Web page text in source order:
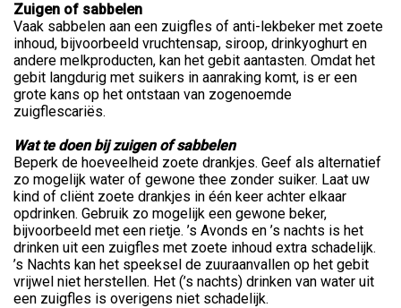
Zuigen of sabbelen
Vaak sabbelen aan een zuigfles of anti-lekbeker met zoete
inhoud, bijvoorbeeld vruchtensap, siroop, drinkyoghurt en
andere melkproducten, kan het gebit aantasten. Omdat het
gebit langdurig met suikers in aanraking komt, is er een
grote kans op het ontstaan van zogenoemde
zuigflescariës.
Wat te doen bij zuigen of sabbelen
Beperk de hoeveelheid zoete drankjes. Geef als alternatief
zo mogelijk water of gewone thee zonder suiker. Laat uw
kind of cliënt zoete drankjes in één keer achter elkaar
opdrinken. Gebruik zo mogelijk een gewone beker,
bijvoorbeeld met een rietje. ’s Avonds en ’s nachts is het
drinken uit een zuigfles met zoete inhoud extra schadelijk.
’s Nachts kan het speeksel de zuuraanvallen op het gebit
vrijwel niet herstellen. Het (’s nachts) drinken van water uit
een zuigfles is overigens niet schadelijk.